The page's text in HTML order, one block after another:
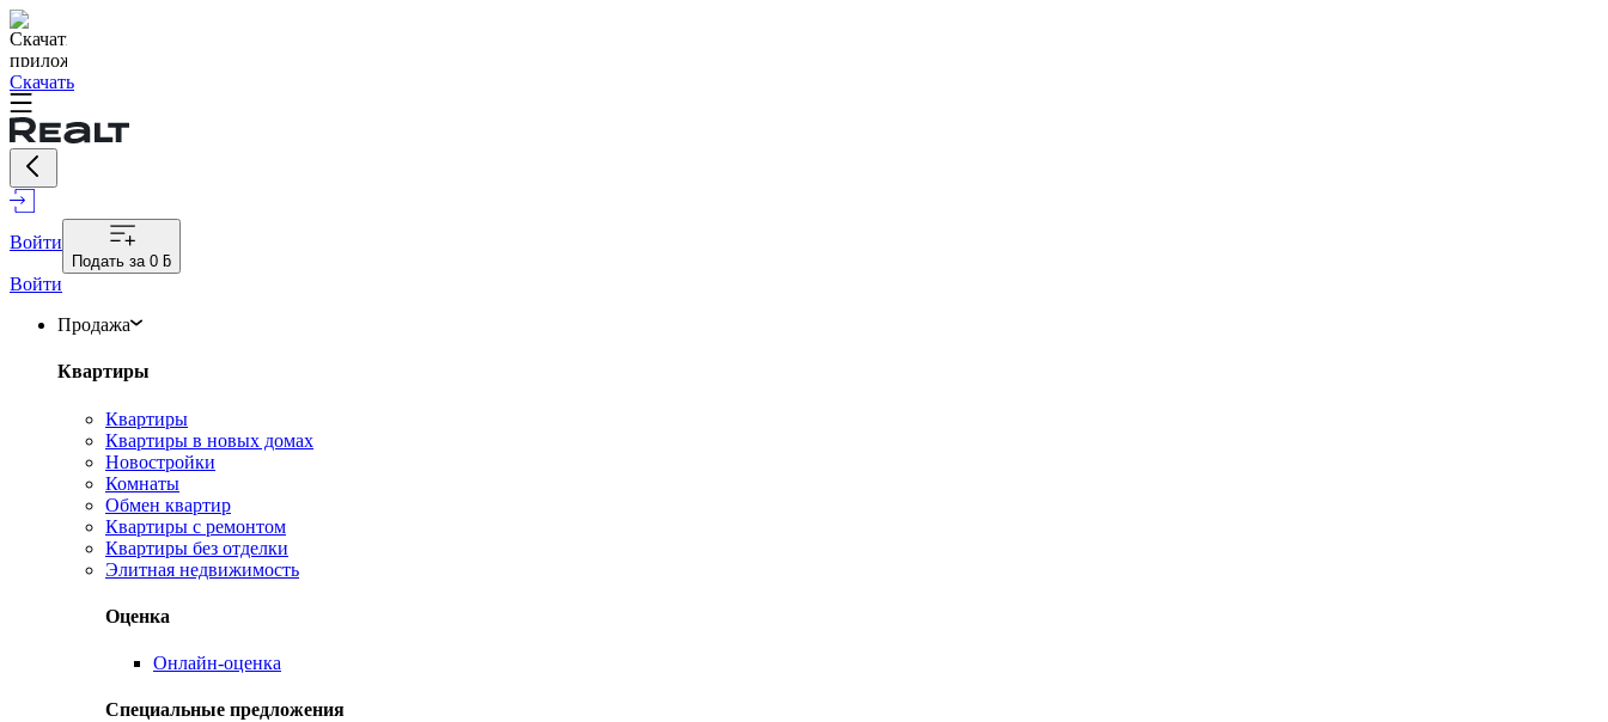
Скачать
Войти
Подать за 0 ƃ
Войти
Продажа
Квартиры
Квартиры
Квартиры в новых домах
Новостройки
Комнаты
Обмен квартир
Квартиры с ремонтом
Квартиры без отделки
Элитная недвижимость
Оценка
Онлайн-оценка
Специальные предложения